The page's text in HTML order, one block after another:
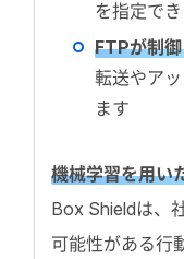
を指定で
FTPが制
転送やア
ます
機械学習を用い
Box Shieldは、
可能性がある行